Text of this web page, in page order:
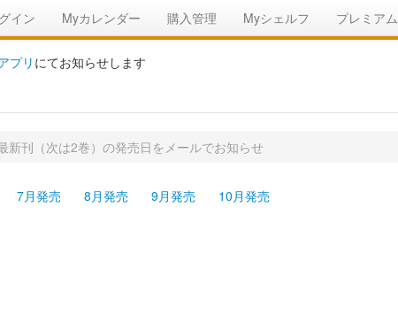
イン Myカレンダー 購入管理 Myシェルフ プレミアム
プリ にてお知らせします
新刊（次は2巻）の発売日をメールでお知らせ
7月発売 8月発売 9月発売 10月発売